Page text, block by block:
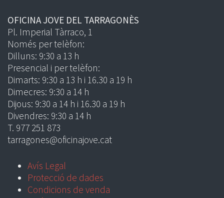
OFICINA JOVE DEL TARRAGONÈS
Pl. Imperial Tàrraco, 1
Només per telèfon:
Dilluns: 9:30 a 13 h
Presencial i per telèfon:
Dimarts: 9:30 a 13 h i 16.30 a 19 h
Dimecres: 9:30 a 14 h
Dijous: 9:30 a 14 h i 16.30 a 19 h
Divendres: 9:30 a 14 h
T. 977 251 873
tarragones@oficinajove.cat
Avís Legal
Protecció de dades
Condicions de venda